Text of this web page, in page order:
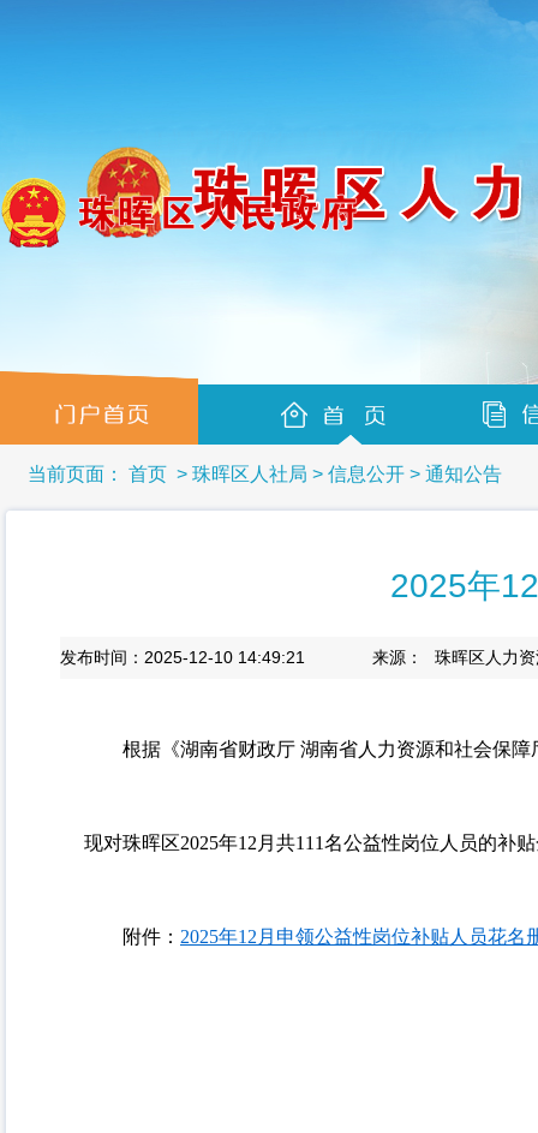
当前页面： 首页 > 珠晖区人社局 > 信息公开 > 通知公告
2025年
发布时间：2025-12-10 14:49:21 来源： 珠晖区人力
根据《湖南省财政厅 湖南省人力资源和社会保
现对珠晖区2025年12月共111名公益性岗位人员的补
附件： 2025年12月申领公益性岗位补贴人员花名